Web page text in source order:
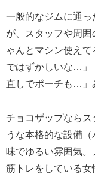
一般的なジムに通
が、スタッフや周
ゃんとマシン使え
ではずかしいな…」
直しでポーチも…」
チョコザップならス
うな本格的な設備
味でゆるい雰囲気。
筋トレをしている女